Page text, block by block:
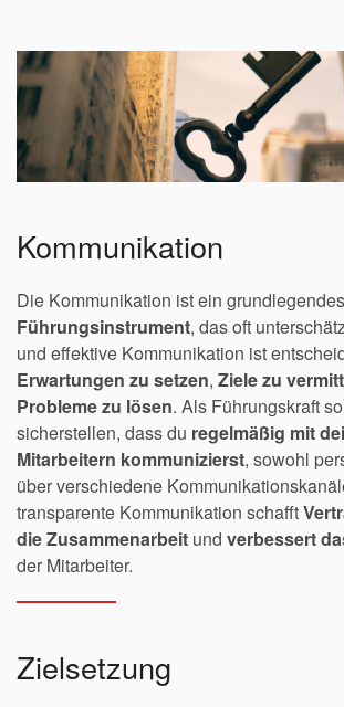
Kommunikation
Die Kommunikation ist ein grundlegendes
Führungsinstrument, das oft
und effektive Kommunikation ist
Erwartungen zu setzen, Ziele zu
Probleme zu lösen. Als Führungskraft
sicherstellen, dass du regelmäßig mit
Mitarbeitern kommunizierst, sowohl
über verschiedene
transparente Kommunikation schafft
die Zusammenarbeit und verbessert
der Mitarbeiter.
Zielsetzung